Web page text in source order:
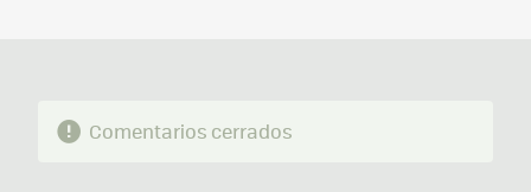
Comentarios cerrados